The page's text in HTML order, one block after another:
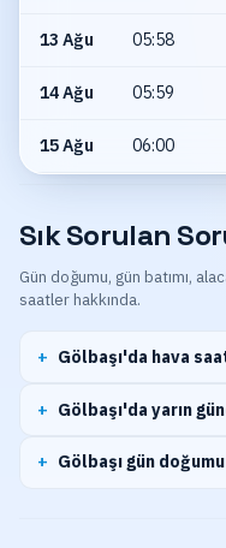
13 Ağu 05:58
14 Ağu 05:59
15 Ağu 06:00
Sık Sorulan
Gün doğumu, gün batımı,
saatler hakkında.
Gölbaşı'da hava
Gölbaşı'da yarın
Gölbaşı gün